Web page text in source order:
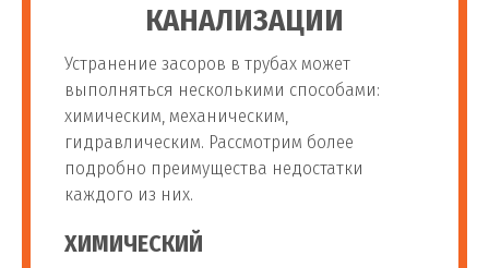
КАНАЛИЗАЦИИ
Устранение засоров в трубах может
выполняться несколькими способами:
химическим, механическим,
гидравлическим. Рассмотрим более
подробно преимущества недостатки
каждого из них.
ХИМИЧЕСКИЙ